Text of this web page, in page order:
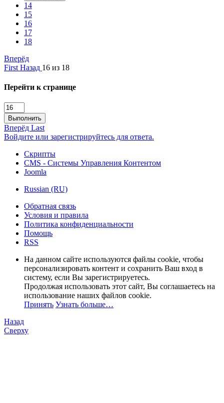
14
15
16
17
18
Вперёд
First Назад 16 из 18
Перейти к странице
Выполнить
Вперёд Last
Войдите или зарегистрируйтесь для ответа.
Скрипты
CMS - Системы Управления Контентом
Joomla
Russian (RU)
Обратная связь
Условия и правила
Политика конфиденциальности
Помощь
RSS
На данном сайте используются файлы cookie, чтобы
персонализировать контент и сохранить Ваш вход в
систему, если Вы зарегистрируетесь.
Продолжая использовать этот сайт, Вы соглашаетесь на
использование наших файлов cookie.
Принять Узнать больше…
Назад
Сверху